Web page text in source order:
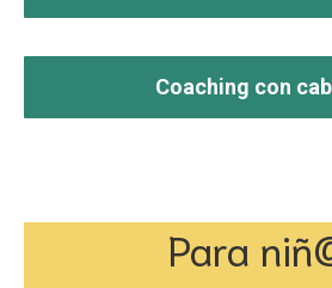
Coaching con
Para